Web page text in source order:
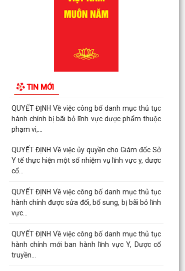
TIN MỚI
phạm vi,...
QUYẾT ĐỊNH Về việc công bố danh mục thủ tục
hành chính bị bãi bỏ lĩnh vực dược phẩm thuộc
phạm vi,...
QUYẾT ĐỊNH Về việc ủy quyền cho Giám đốc Sở
Y tế thực hiện một số nhiệm vụ lĩnh vực y, dược
cổ...
QUYẾT ĐỊNH Về việc công bố danh mục thủ tục
hành chính được sửa đổi, bổ sung, bị bãi bỏ lĩnh
vực...
QUYẾT ĐỊNH Về việc công bố danh mục thủ tục
hành chính mới ban hành lĩnh vực Y, Dược cổ
truyền...